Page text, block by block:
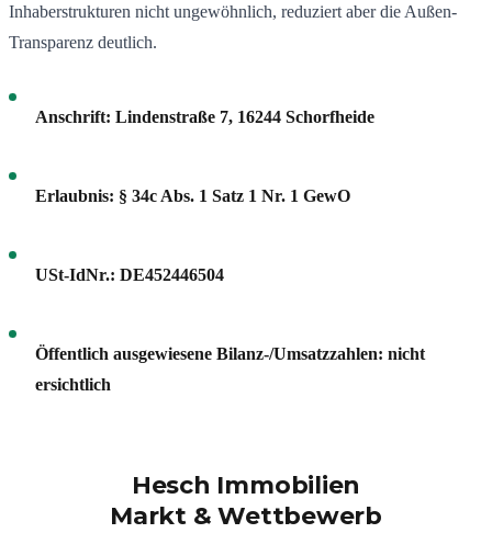
Inhaberstrukturen nicht ungewöhnlich, reduziert aber die Außen-
Transparenz deutlich.
Anschrift: Lindenstraße 7, 16244 Schorfheide
Erlaubnis: § 34c Abs. 1 Satz 1 Nr. 1 GewO
USt-IdNr.: DE452446504
Öffentlich ausgewiesene Bilanz-/Umsatzzahlen: nicht
ersichtlich
Hesch Immobilien
Markt & Wettbewerb